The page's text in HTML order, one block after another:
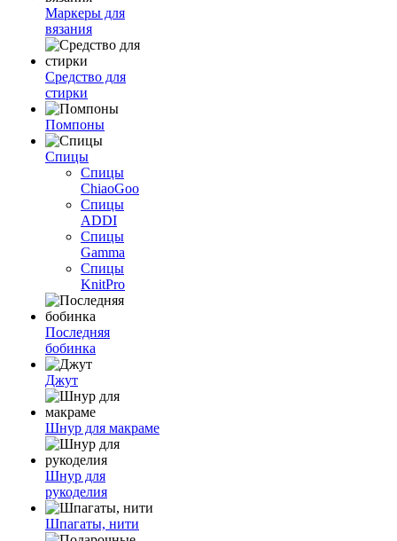
Маркеры для
вязания
Средство для
стирки
Помпоны
Спицы
Спицы
ChiaoGoo
Спицы
ADDI
Спицы
Gamma
Спицы
KnitPro
Последняя
бобинка
Джут
Шнур для макраме
Шнур для
рукоделия
Шпагаты, нити